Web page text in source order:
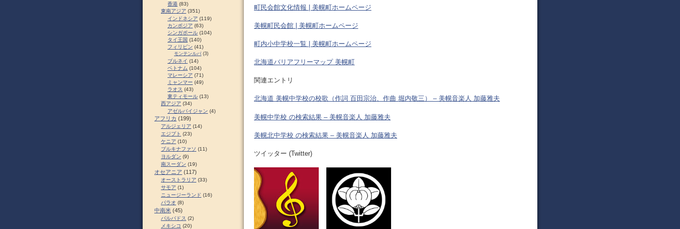
町民会館文化情報 | 美幌町ホームページ
美幌町民会館 | 美幌町ホームページ
町内小中学校一覧 | 美幌町ホームページ
北海道バリアフリーマップ 美幌町
関連エントリ
北海道 美幌中学校の校歌（作詞 百田宗治、作曲 堀内敬三） – 美幌音楽人 加藤雅夫
美幌中学校 の検索結果 – 美幌音楽人 加藤雅夫
美幌北中学校 の検索結果 – 美幌音楽人 加藤雅夫
ツイッター (Twitter)
香港 (83)
東南アジア (351)
インドネシア (119)
カンボジア (63)
シンガポール (104)
タイ王国 (140)
フィリピン (41)
モンテンルパ (3)
ブルネイ (14)
ベトナム (104)
マレーシア (71)
ミャンマー (49)
ラオス (43)
東ティモール (13)
西アジア (34)
アゼルバイジャン (4)
アフリカ (199)
アルジェリア (14)
エジプト (23)
ケニア (10)
ブルキナファソ (11)
ヨルダン (9)
南スーダン (19)
オセアニア (117)
オーストラリア (33)
サモア (1)
ニュージーランド (16)
パラオ (8)
中南米 (45)
バルバドス (2)
メキシコ (20)